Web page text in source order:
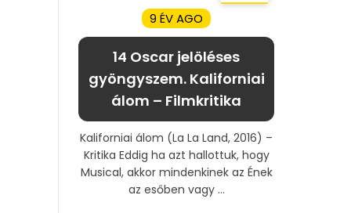
9 ÉV AGO
14 Oscar jelöléses
gyöngyszem. Kaliforniai
álom – Filmkritika
Kaliforniai álom (La La Land, 2016) –
Kritika Eddig ha azt hallottuk, hogy
Musical, akkor mindenkinek az Ének
az esőben vagy ...